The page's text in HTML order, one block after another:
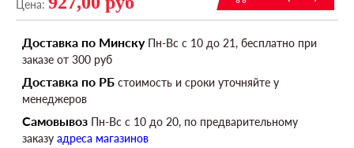
Цена:
Доставка по МинскуПн-Вс c 10 до 21, бесплатно при
заказе от 300 руб
Доставка по РБ стоимость и сроки уточняйте у
менеджеров
Самовывоз Пн-Вс c 10 до 20, по предварительному
заказу адреса магазинов